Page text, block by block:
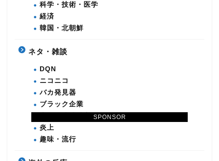
SPONSOR
科学・技術・医学
経済
韓国・北朝鮮
ネタ・雑談
DQN
ニコニコ
バカ発見器
ブラック企業
炎上
趣味・流行